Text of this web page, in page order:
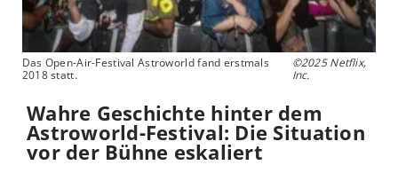
Das Open-Air-Festival Astroworld fand erstmals
2018 statt.
©2025 Netflix,
Inc.
Wahre Geschichte hinter dem
Astroworld-Festival: Die Situation
vor der Bühne eskaliert